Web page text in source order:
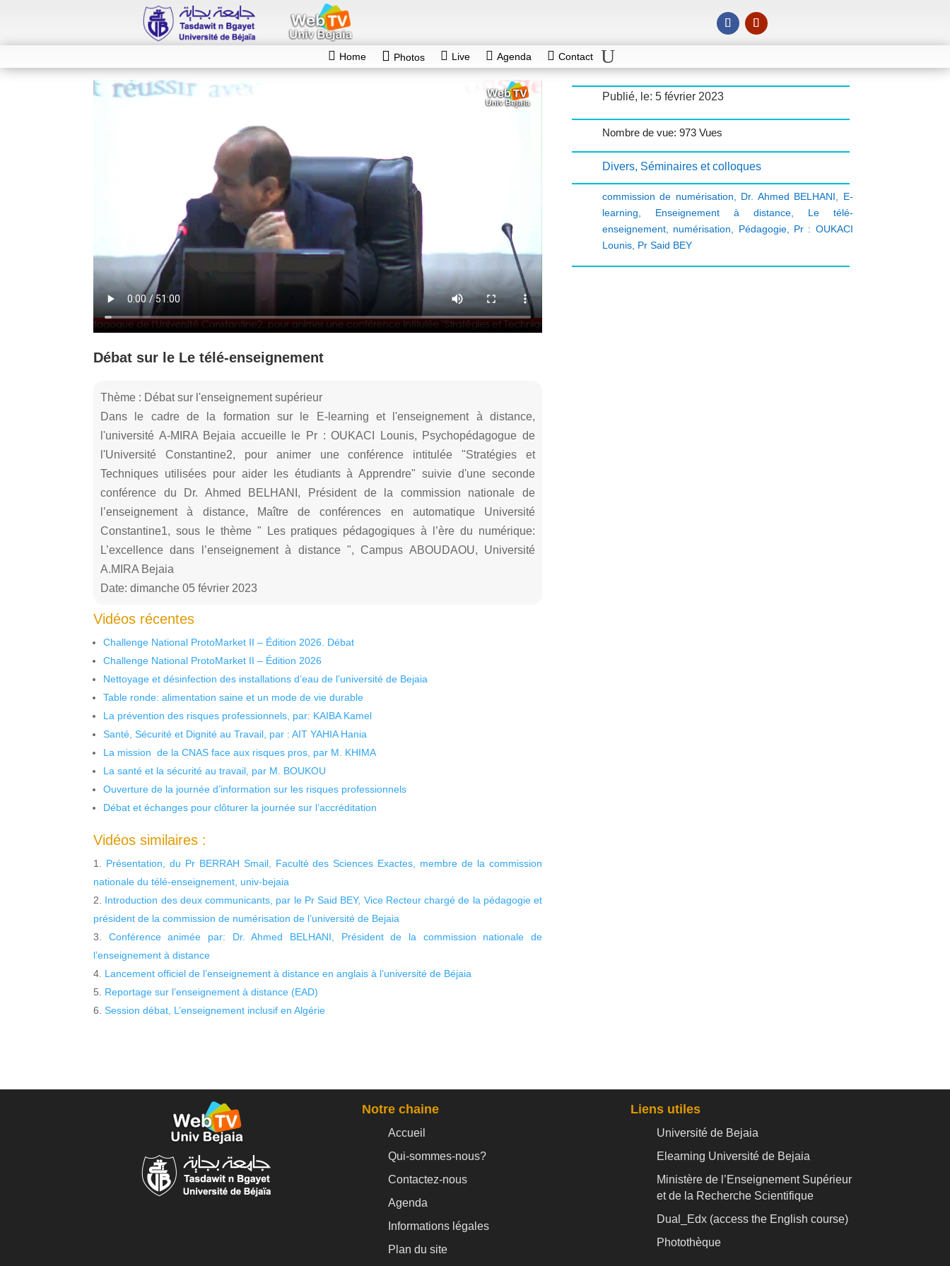
Home Photos Live Agenda Contact
Débat sur le Le télé-enseignement
Thème : Débat sur l'enseignement supérieur
Dans le cadre de la formation sur le E-learning et l'enseignement à distance,
l'université A-MIRA Bejaia accueille le Pr : OUKACI Lounis, Psychopédagogue de
l'Université Constantine2, pour animer une conférence intitulée "Stratégies et
Techniques utilisées pour aider les étudiants à Apprendre" suivie d'une seconde
conférence du Dr. Ahmed BELHANI, Président de la commission nationale de
l’enseignement à distance, Maître de conférences en automatique Université
Constantine1, sous le thème " Les pratiques pédagogiques à l’ère du numérique:
L’excellence dans l’enseignement à distance ", Campus ABOUDAOU, Université
A.MIRA Bejaia
Date: dimanche 05 février 2023
Vidéos récentes
Challenge National ProtoMarket II – Édition 2026. Débat
Challenge National ProtoMarket II – Édition 2026
Nettoyage et désinfection des installations d’eau de l’université de Bejaia
Table ronde: alimentation saine et un mode de vie durable
La prévention des risques professionnels, par: KAIBA Kamel
Santé, Sécurité et Dignité au Travail, par : AIT YAHIA Hania
La mission de la CNAS face aux risques pros, par M. KHIMA
La santé et la sécurité au travail, par M. BOUKOU
Ouverture de la journée d’information sur les risques professionnels
Débat et échanges pour clôturer la journée sur l’accréditation
Vidéos similaires :
Présentation, du Pr BERRAH Smail, Faculté des Sciences Exactes, membre de la commission
nationale du télé-enseignement, univ-bejaia
Introduction des deux communicants, par le Pr Said BEY, Vice Recteur chargé de la pédagogie et
président de la commission de numérisation de l’université de Bejaia
Conférence animée par: Dr. Ahmed BELHANI, Président de la commission nationale de
l’enseignement à distance
Lancement officiel de l’enseignement à distance en anglais à l’université de Béjaia
Reportage sur l’enseignement à distance (EAD)
Session débat, L’enseignement inclusif en Algérie
Publié, le: 5 février 2023
Nombre de vue: 973 Vues
Divers, Séminaires et colloques
commission de numérisation, Dr. Ahmed BELHANI, E-
learning, Enseignement à distance, Le télé-
enseignement, numérisation, Pédagogie, Pr : OUKACI
Lounis, Pr Said BEY
Notre chaine
Accueil
Qui-sommes-nous?
Contactez-nous
Agenda
Informations légales
Plan du site
Liens utiles
Université de Bejaia
Elearning Université de Bejaia
Ministère de l’Enseignement Supérieur
et de la Recherche Scientifique
Dual_Edx (access the English course)
Photothèque